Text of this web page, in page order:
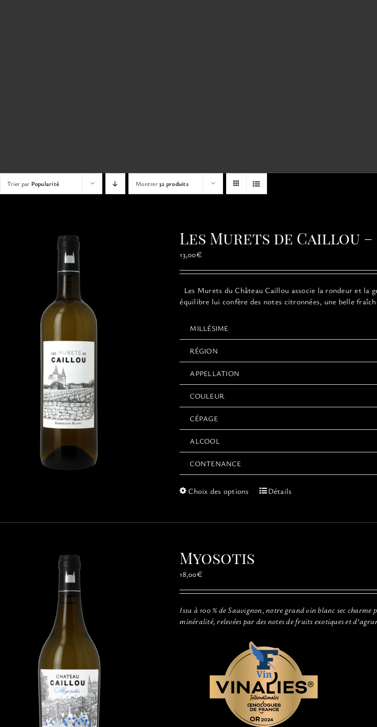
Trier par Popularité Montrer32 produits
Les Murets de Caillou
13,00€
Les Murets du Château Caillou associe la rondeur et la
équilibre lui confère des notes citronnées, une belle
MILLÉSIME
RÉGION
APPELLATION
COULEUR
CÉPAGE
ALCOOL
CONTENANCE
Choix des options
Ce
plusieurs
choisies
la
page
produit
Détails
Myosotis
18,00€
Issu à 100 % de Sauvignon, notre grand vin blanc sec
minéralité, relevées par des notes de fruits exotiques et